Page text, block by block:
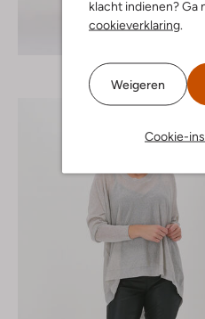
klacht indienen? Ga
cookieverklaring.
Weigeren
Cookie-
Ontdek de look